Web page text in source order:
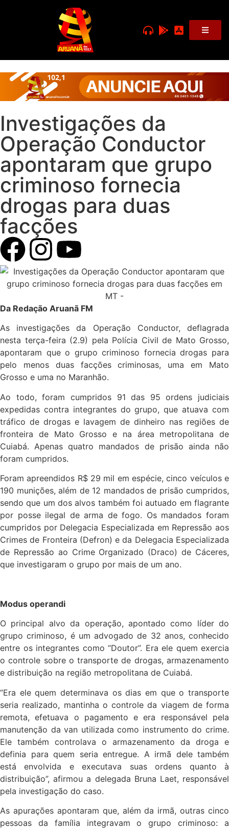
Investigações da
Operação Conductor
apontaram que grupo
criminoso fornecia
drogas para duas
facções
Da Redação Aruanã FM
As investigações da Operação Conductor, deflagrada
nesta terça-feira (2.9) pela Polícia Civil de Mato Grosso,
apontaram que o grupo criminoso fornecia drogas para
pelo menos duas facções criminosas, uma em Mato
Grosso e uma no Maranhão.
Ao todo, foram cumpridos 91 das 95 ordens judiciais
expedidas contra integrantes do grupo, que atuava com
tráfico de drogas e lavagem de dinheiro nas regiões de
fronteira de Mato Grosso e na área metropolitana de
Cuiabá. Apenas quatro mandados de prisão ainda não
foram cumpridos.
Foram apreendidos R$ 29 mil em espécie, cinco veículos e
190 munições, além de 12 mandados de prisão cumpridos,
sendo que um dos alvos também foi autuado em flagrante
por posse ilegal de arma de fogo. Os mandados foram
cumpridos por Delegacia Especializada em Repressão aos
Crimes de Fronteira (Defron) e da Delegacia Especializada
de Repressão ao Crime Organizado (Draco) de Cáceres,
que investigaram o grupo por mais de um ano.
Modus operandi
O principal alvo da operação, apontado como líder do
grupo criminoso, é um advogado de 32 anos, conhecido
entre os integrantes como “Doutor”. Era ele quem exercia
o controle sobre o transporte de drogas, armazenamento
e distribuição na região metropolitana de Cuiabá.
“Era ele quem determinava os dias em que o transporte
seria realizado, mantinha o controle da viagem de forma
remota, efetuava o pagamento e era responsável pela
manutenção da van utilizada como instrumento do crime.
Ele também controlava o armazenamento da droga e
definia para quem seria entregue. A irmã dele também
está envolvida e executava suas ordens quanto à
distribuição”, afirmou a delegada Bruna Laet, responsável
pela investigação do caso.
As apurações apontaram que, além da irmã, outras cinco
pessoas da família integravam o grupo criminoso: a